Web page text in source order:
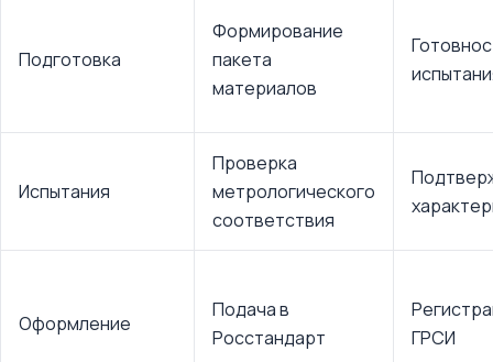
Подготовка
Формирование
пакета
материалов
Испытания
Проверка
метрологического
соответствия
Оформление
Подача в
Росстандарт
ГРСИ